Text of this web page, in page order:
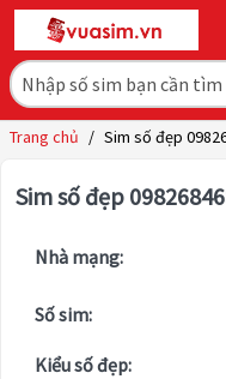
Trang chủ / Sim số đẹp
Sim số đẹp
Nhà mạng:
Số sim:
Kiểu số đẹp: